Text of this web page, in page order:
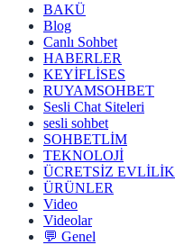
BAKÜ
Blog
Canlı Sohbet
HABERLER
KEYİFLİSES
RUYAMSOHBET
Sesli Chat Siteleri
sesli sohbet
SOHBETLİM
TEKNOLOJİ
ÜCRETSİZ EVLİLİK
ÜRÜNLER
Video
Videolar
💬 Genel